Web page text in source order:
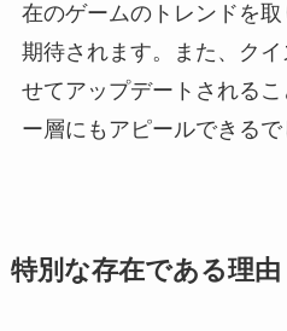
在のゲームのトレンドを
期待されます。また、ク
せてアップデートされる
ー層にもアピールできるで
特別な存在である理由